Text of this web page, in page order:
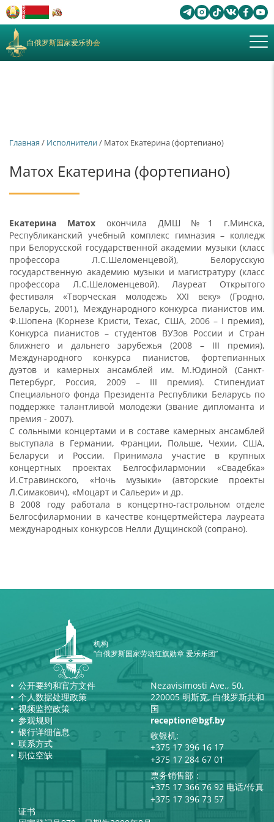
白俄罗斯国家爱乐协会
Главная / Исполнители/ Матох Екатерина (фортепиано)
Матох Екатерина (фортепиано)
Екатерина Матохокончила ДМШ №1 г.Минска,
Республиканский учебный комплекс гимназия – колледж
при Белорусской государственной академии музыки (класс
профессора Л.С.Шеломенцевой), Белорусскую
государственную академию музыки и магистратуру (класс
профессора Л.С.Шеломенцевой). Лауреат Открытого
фестиваля «Творческая молодежь XXI веку» (Гродно,
Беларусь, 2001), Международного конкурса пианистов им.
Ф.Шопена (Корнезе Кристи, Техас, США, 2006 – I премия),
Конкурса пианистов – студентов ВУЗов России и Стран
ближнего и дальнего зарубежья (2008 – III премия),
Международного конкурса пианистов, фортепианных
дуэтов и камерных ансамблей им. М.Юдиной (Санкт-
Петербург, Россия, 2009 – III премия). Стипендиат
Специального фонда Президента Республики Беларусь по
поддержке талантливой молодежи (звание дипломанта и
премия - 2007).
С сольными концертами и в составе камерных ансамблей
выступала в Германии, Франции, Польше, Чехии, США,
Беларуси и России. Принимала участие в крупных
концертных проектах Белгосфилармонии «Свадебка»
И.Стравинского, «Ночь музыки» (авторские проекты
Л.Симакович), «Моцарт и Сальери» и др.
В 2008 году работала в концертно-гастрольном отделе
Белгосфилармонии в качестве концертмейстера лауреата
международных конкурсов Нелли Дущинской (сопрано).
机构
“白俄罗斯国家劳动红旗勋章 爱乐乐团”
公开要约和官方文件
个人数据处理政策
视频监控政策
参观规则
银行详细信息
联系方式
职位空缺
Nezavisimosti Ave., 50,
220005 明斯克, 白俄罗斯共和
国
reception@bgf.by
收银机:
+375 17 396 16 17
+375 17 284 67 01
票务销售部：
+375 17 366 76 92 电话/传真
+375 17 396 73 57
证书